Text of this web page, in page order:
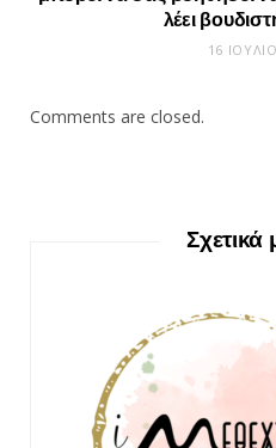
λέει
16
Comments are closed.
Σχετικά